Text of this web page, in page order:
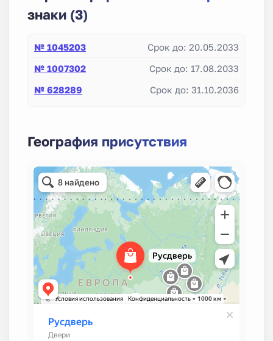
знаки (3)
№ 1045203
Срок до: 20.05.2033
№ 1007302
Срок до: 17.08.2033
№ 628289
Срок до: 31.10.2036
География присутствия